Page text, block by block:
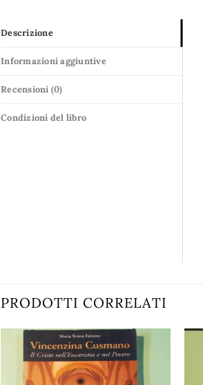
Descrizione
Informazioni aggiuntive
Recensioni (0)
Condizioni del libro
PRODOTTI CORRELATI
alla lista